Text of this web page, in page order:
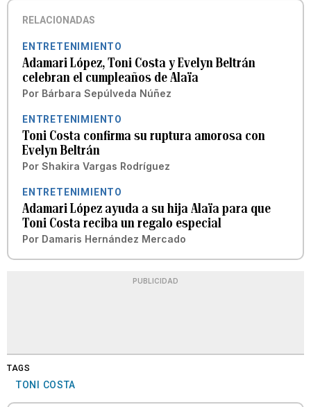
RELACIONADAS
ENTRETENIMIENTO
Adamari López, Toni Costa y Evelyn Beltrán
celebran el cumpleaños de Alaïa
Por Bárbara Sepúlveda Núñez
ENTRETENIMIENTO
Toni Costa confirma su ruptura amorosa con
Evelyn Beltrán
Por Shakira Vargas Rodríguez
ENTRETENIMIENTO
Adamari López ayuda a su hija Alaïa para que
Toni Costa reciba un regalo especial
Por Damaris Hernández Mercado
PUBLICIDAD
TAGS
TONI COSTA